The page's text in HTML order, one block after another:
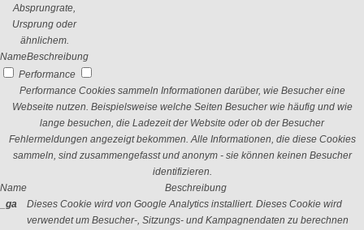
Absprungrate,
Ursprung oder
ähnlichem.
NameBeschreibung
Performance
Performance Cookies sammeln Informationen darüber, wie Besucher eine
Webseite nutzen. Beispielsweise welche Seiten Besucher wie häufig und wie
lange besuchen, die Ladezeit der Website oder ob der Besucher
Fehlermeldungen angezeigt bekommen. Alle Informationen, die diese Cookies
sammeln, sind zusammengefasst und anonym - sie können keinen Besucher
identifizieren.
Name
Beschreibung
_ga
Dieses Cookie wird von Google Analytics installiert. Dieses Cookie wird
verwendet um Besucher-, Sitzungs- und Kampagnendaten zu berechnen